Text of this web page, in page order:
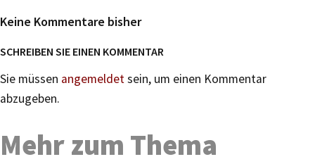
Keine Kommentare bisher
SCHREIBEN SIE EINEN KOMMENTAR
Sie müssen angemeldetsein, um einen Kommentar
abzugeben.
Mehr zum Thema